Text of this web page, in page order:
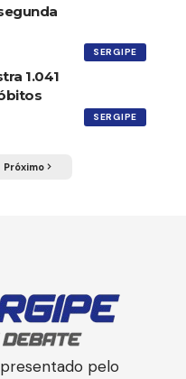
SERGIPE
SERGIPE
1.041
Próximo
pelo